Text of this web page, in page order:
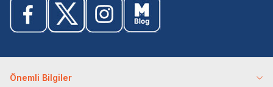
Önemli Bilgiler